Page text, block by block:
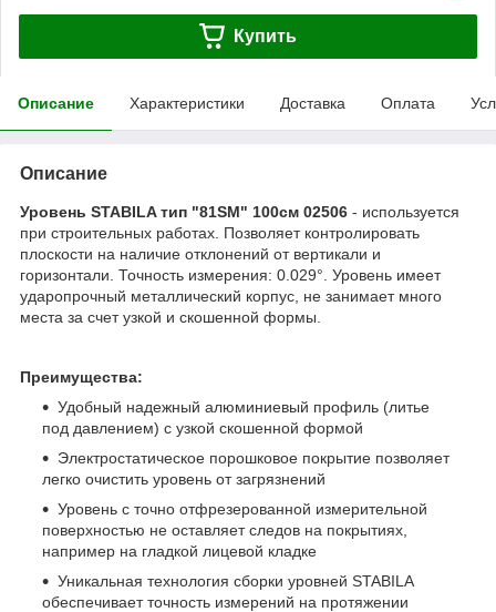
Купить
Описание Характеристики Доставка Оплата
Описание
Уровень STABILA тип "81SM" 100см 02506 - используется
при строительных работах. Позволяет контролировать
плоскости на наличие отклонений от вертикали и
горизонтали. Точность измерения: 0.029°. Уровень имеет
ударопрочный металлический корпус, не занимает много
места за счет узкой и скошенной формы.
Преимущества:
Удобный надежный алюминиевый профиль (литье
под давлением) с узкой скошенной формой
Электростатическое порошковое покрытие позволяет
легко очистить уровень от загрязнений
Уровень с точно отфрезерованной измерительной
поверхностью не оставляет следов на покрытиях,
например на гладкой лицевой кладке
Уникальная технология сборки уровней STABILA
обеспечивает точность измерений на протяжении